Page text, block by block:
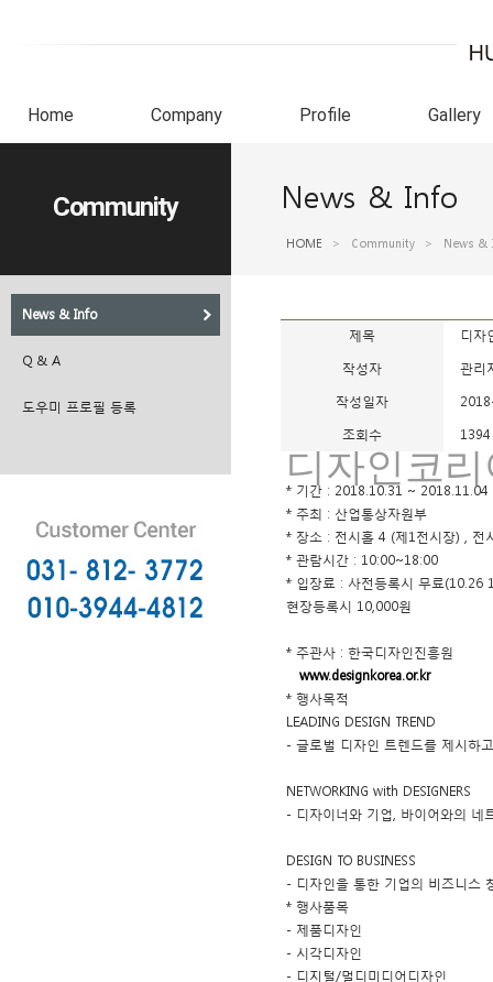
Home Company Profile Gallery
Community
News & Info
Q & A
도우미 프로필 등록
News & Info
HOME > Community > News &
제목 디자
작성자 관리
작성일자
조회수 1394
디자인코
* 기간 : 2018.10.31 ~ 2018.11.04
* 주최 : 산업통상자원부
* 장소 : 전시홀 4 (제1전시장) , 전
* 관람시간 : 10:00~18:00
* 입장료 : 사전등록시 무료(10.26
현장등록시 10,000원
* 주관사 : 한국디자인진흥원
www.designkorea.or.kr
* 행사목적
LEADING DESIGN TREND
- 글로벌 디자인 트렌드를 제시하
NETWORKING with DESIGNERS
- 디자이너와 기업, 바이어와의 네
DESIGN TO BUSINESS
- 디자인을 통한 기업의 비즈니스
* 행사품목
- 제품디자인
- 시각디자인
- 디지털/멀디미디어디자인